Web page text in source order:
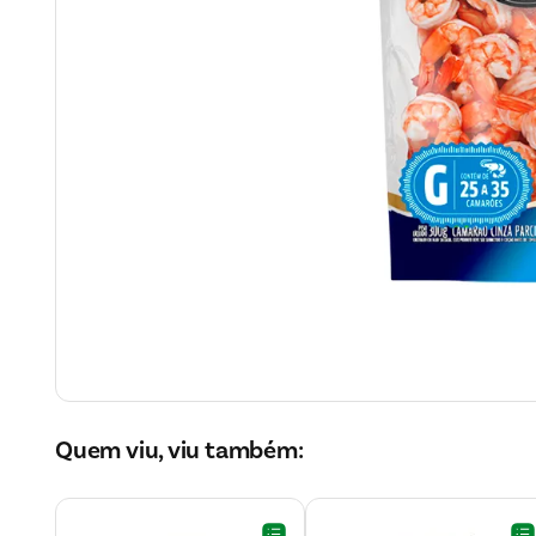
Quem viu, viu também: